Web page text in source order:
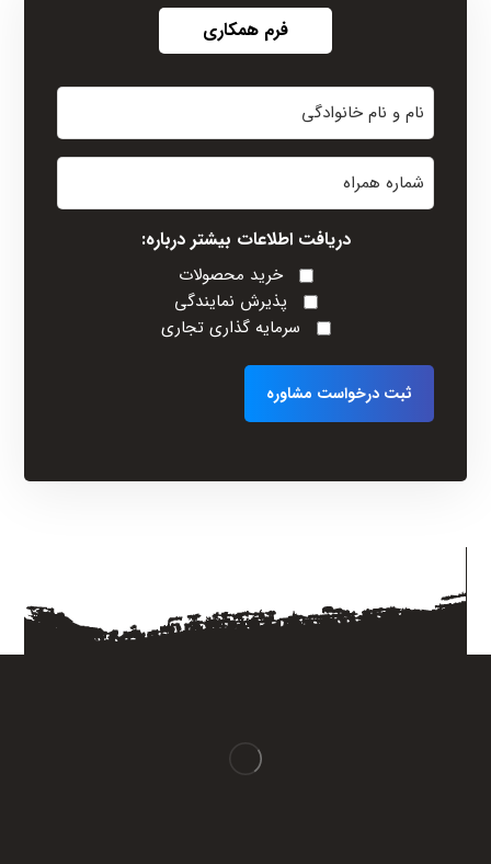
فرم همکاری
نام
(Required)
دریافت اطلاعات بیشتر درباره:
خرید محصولات
پذیرش نمایندگی
سرمایه گذاری تجاری